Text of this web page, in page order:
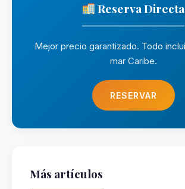
Reserva Directa
Mejor precio garantizado. Todo
mar Caribe.
RESERVAR
Más artículos